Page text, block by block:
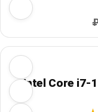
Intel Core i7-